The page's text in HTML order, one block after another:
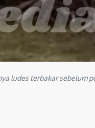
ludes terbakar sebelum